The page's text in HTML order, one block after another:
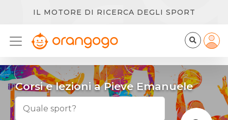
IL MOTORE DI RICERCA DEGLI SPORT
Corsi e lezioni a Pieve Emanuele